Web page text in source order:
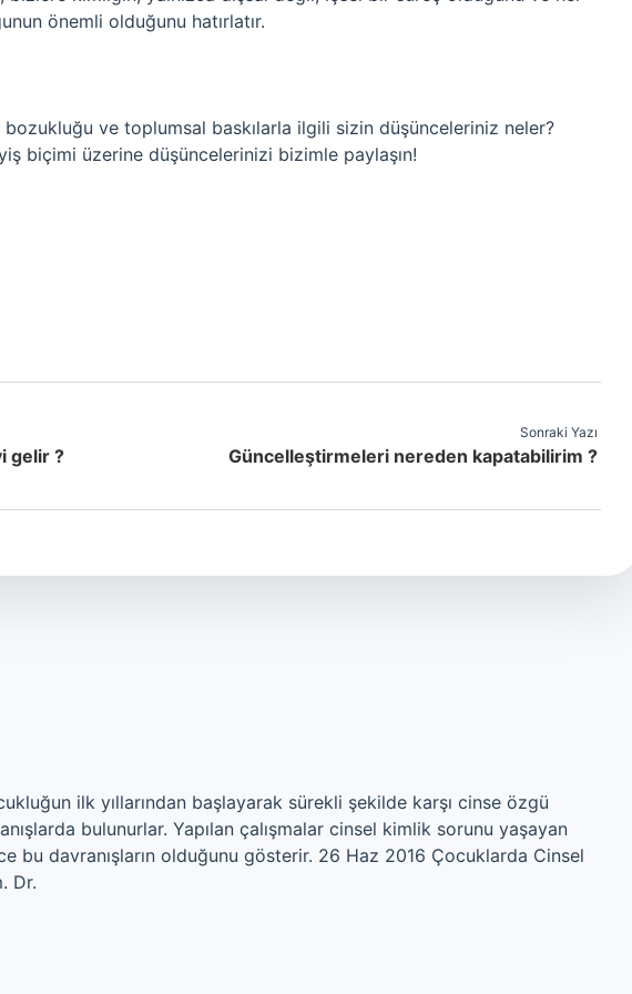
önemli olduğunu hatırlatır.
ve toplumsal baskılarla ilgili sizin düşünceleriniz neler?
biçimi üzerine düşüncelerinizi bizimle paylaşın!
gelir ?
Sonraki Yazı
Güncelleştirmeleri nereden kapatabilirim ?
ilk yıllarından başlayarak sürekli şekilde karşı cinse özgü
bulunurlar. Yapılan çalışmalar cinsel kimlik sorunu yaşayan
bu davranışların olduğunu gösterir. 26 Haz 2016 Çocuklarda Cinsel
Dr.